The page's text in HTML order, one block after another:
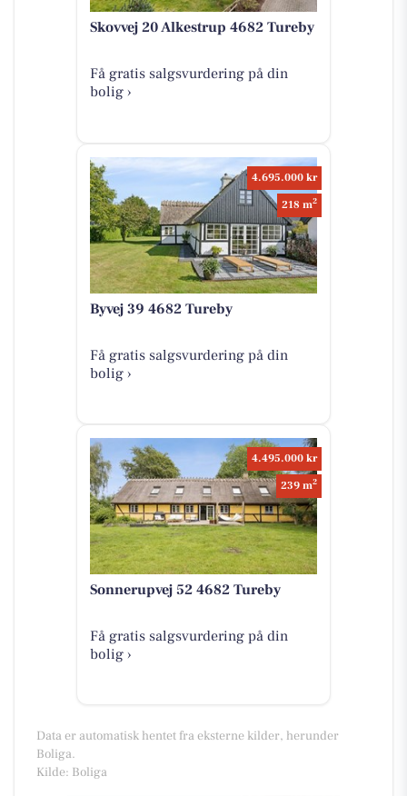
Skovvej 20 Alkestrup 4682 Tureby
Få gratis salgsvurdering på din
bolig ›
4.695.000 kr
218 m2
Byvej 39 4682 Tureby
Få gratis salgsvurdering på din
bolig ›
4.495.000 kr
239 m2
Sonnerupvej 52 4682 Tureby
Få gratis salgsvurdering på din
bolig ›
Data er automatisk hentet fra eksterne kilder, herunder
Boliga.
Kilde: Boliga